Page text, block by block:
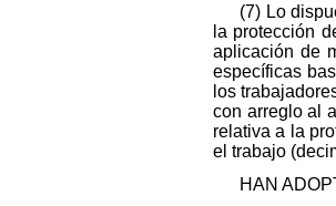
(7) Lo
la protección
aplicación de
específicas
los
con arreglo al
relativa a la
el trabajo
HAN